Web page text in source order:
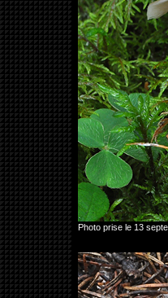
Photo prise le 13